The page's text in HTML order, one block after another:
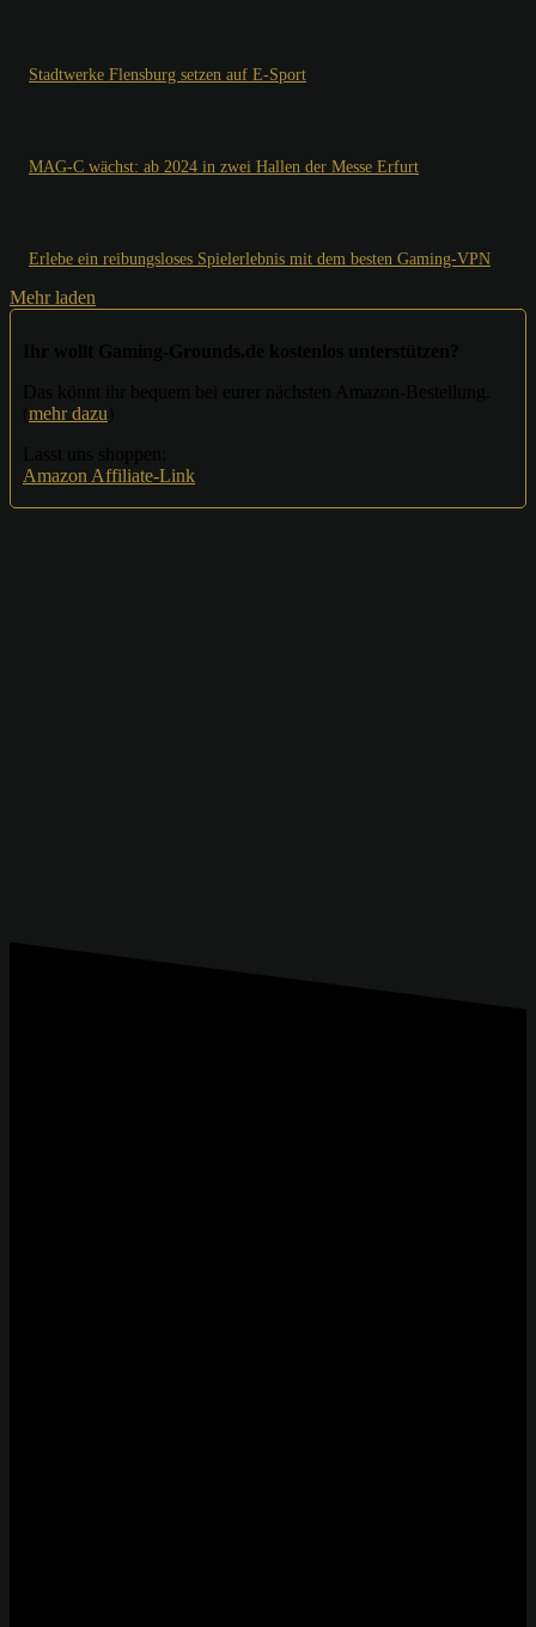
Stadtwerke Flensburg setzen auf E-Sport
MAG-C wächst: ab 2024 in zwei Hallen der Messe Erfurt
Erlebe ein reibungsloses Spielerlebnis mit dem besten Gaming-VPN
Mehr laden
mehr dazu
Amazon Affiliate-Link